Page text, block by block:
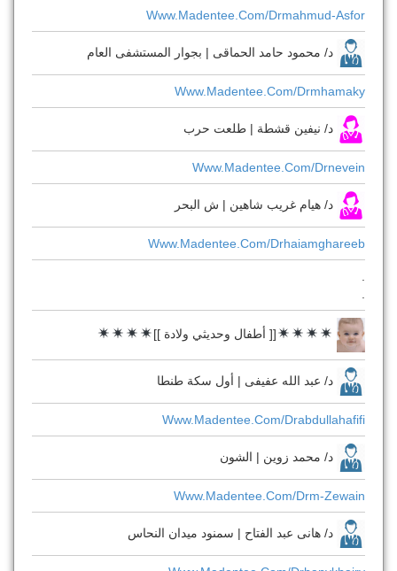
Www.madentee.com/drmahmud-Asfor
د/ محمود حامد الحماقى | بجوار المستشفى العام
Www.madentee.com/drmhamaky
د/ نيفين قشطة | طلعت حرب
Www.madentee.com/drnevein
د/ هيام غريب شاهين | ش البحر
Www.madentee.com/drhaiamghareeb
[[ أطفال وحديثي ولادة ]]
د/ عبد الله عفيفى | أول سكة طنطا
Www.madentee.com/drabdullahafifi
د/ محمد زوين | الشون
Www.madentee.com/drm-Zewain
د/ هانى عبد الفتاح | سمنود ميدان النحاس